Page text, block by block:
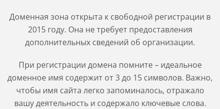
Доменная зона открыта к свободной регистрации в
2015 году. Она не требует предоставления
дополнительных сведений об организации.
При регистрации домена помните – идеальное
доменное имя содержит от 3 до 15 символов. Важно,
чтобы имя сайта легко запоминалось, отражало
вашу деятельность и содержало ключевые слова.